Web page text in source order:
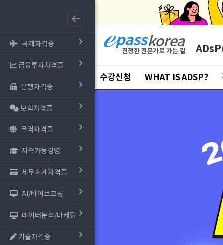
국제자격증
금융투자자격증
은행자격증
보험자격증
무역자격증
지속가능경영
세무회계자격증
AI/바이브코딩
데이터분석/마케팅
기술자격증
수강신청 WHAT IS ADSP?